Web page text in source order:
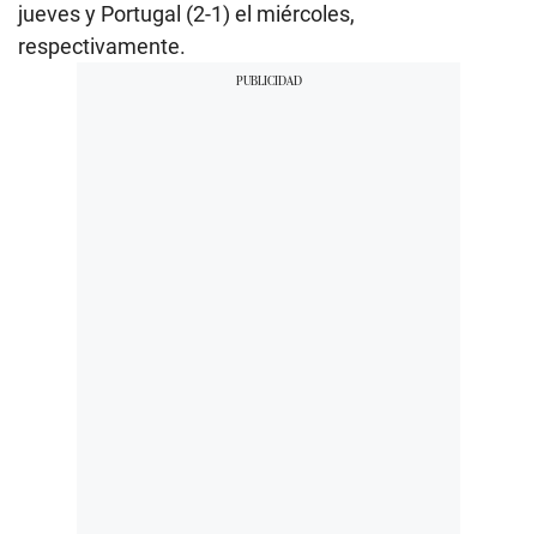
jueves y Portugal (2-1) el miércoles,
respectivamente.